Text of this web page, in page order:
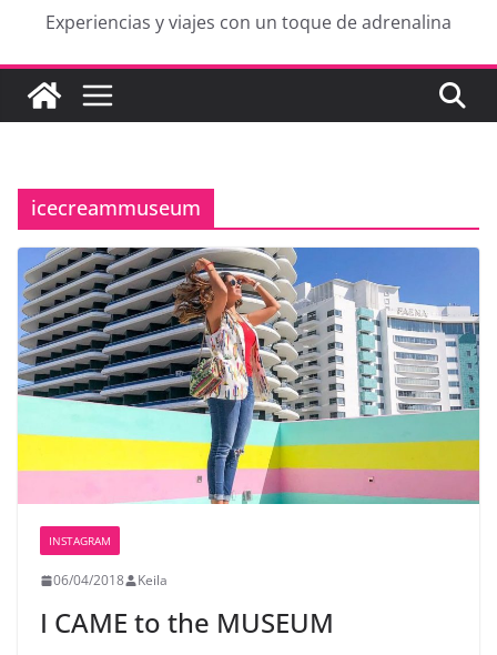
Experiencias y viajes con un toque de adrenalina
icecreammuseum
INSTAGRAM
06/04/2018 Keila
I CAME to the MUSEUM